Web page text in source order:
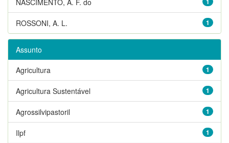
1
ROSSONI, A. L.
Assunto
1
Agricultura
1
Agricultura Sustentável
1
Agrossilvipastoril
1
Ilpf